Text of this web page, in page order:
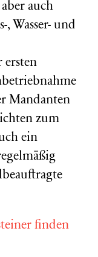
auch
Wasser- und
Mandanten
zum
ein
finden